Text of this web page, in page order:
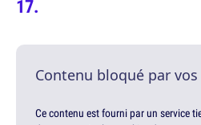
Contenu bloqué par
Ce contenu est fourni par un service